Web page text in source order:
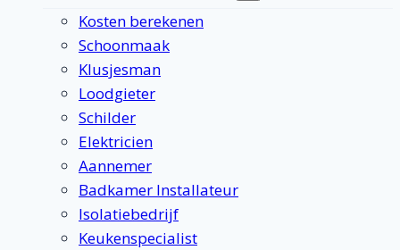
Kosten berekenen
Schoonmaak
Klusjesman
Loodgieter
Schilder
Elektricien
Aannemer
Badkamer Installateur
Isolatiebedrijf
Keukenspecialist